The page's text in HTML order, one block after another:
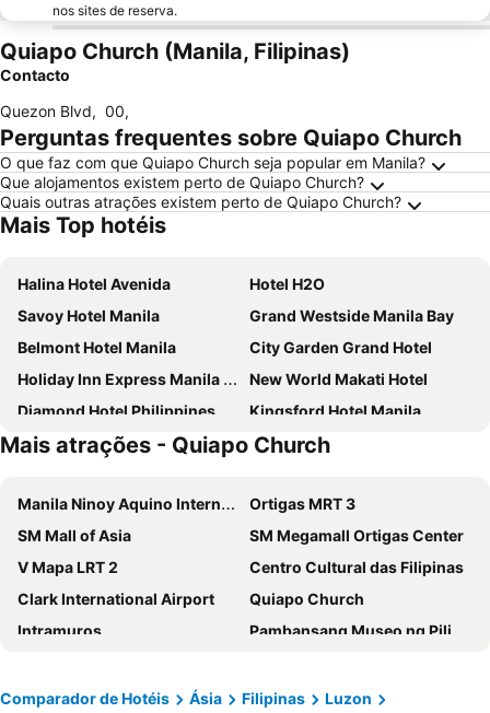
nos sites de reserva.
Quiapo Church (Manila, Filipinas)
Contacto
Quezon Blvd, 00,
Perguntas frequentes sobre Quiapo Church
O que faz com que Quiapo Church seja popular em Manila?
Que alojamentos existem perto de Quiapo Church?
Quais outras atrações existem perto de Quiapo Church?
Mais Top hotéis
Halina Hotel Avenida
Hotel H2O
Savoy Hotel Manila
Grand Westside Manila Bay
Belmont Hotel Manila
City Garden Grand Hotel
Holiday Inn Express Manila Newport City by IHG
New World Makati Hotel
Diamond Hotel Philippines
Kingsford Hotel Manila
Holiday Inn & Suites Manila Galleria By Ihg
Ramada by Wyndham Manila Central
Bayview Park Hotel Manila
The Peninsula Manila
The Bayleaf Intramuros
New Coast Hotel Manila
1775 Adriatico Suites
The Picasso Boutique Serviced Residences
Solaire Resort Entertainment City
Golden Phoenix Hotel Manila
Conrad Manila
Holiday Inn & Suites Makati By Ihg
Citadines Benavidez Makati
Miramar Hotel
Mais atrações - Quiapo Church
Manila Ninoy Aquino International Airport
Ortigas MRT 3
SM Mall of Asia
SM Megamall Ortigas Center
V Mapa LRT 2
Centro Cultural das Filipinas
Clark International Airport
Quiapo Church
Intramuros
Pambansang Museo ng Pilipinas
Manila Bay
Makati Avenue
Comparador de Hotéis Ásia Filipinas
Luzon